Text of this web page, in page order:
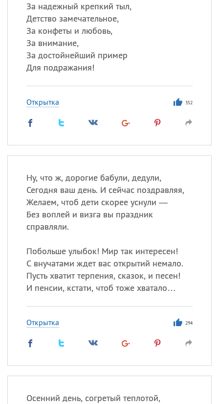
За надежный крепкий тыл,
Детство замечательное,
За конфеты и любовь,
За внимание,
За достойнейший пример
Для подражания!
Открытка 352
Ну, что ж, дорогие бабули, дедули,
Сегодня ваш день. И сейчас поздравляя,
Желаем, чтоб дети скорее уснули —
Без воплей и визга вы праздник
справляли.
Побольше улыбок! Мир так интересен!
С внучатами ждет вас открытий немало.
Пусть хватит терпения, сказок, и песен!
И пенсии, кстати, чтоб тоже хватало…
Открытка 294
Осенний день, согретый теплотой,
ИМЕНА
Сегодня празднуют именины
Александр
происхождение